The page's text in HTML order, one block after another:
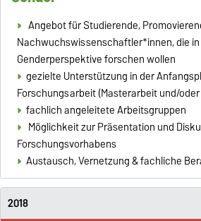
Angebot für Studierende,
Nachwuchswissenschaftler*innen, die
Genderperspektive forschen wollen
gezielte Unterstützung in der
Forschungsarbeit (Masterarbeit und/
fachlich angeleitete Arbeitsgruppen
Möglichkeit zur Präsentation und
Forschungsvorhabens
Austausch, Vernetzung & fachliche
2018